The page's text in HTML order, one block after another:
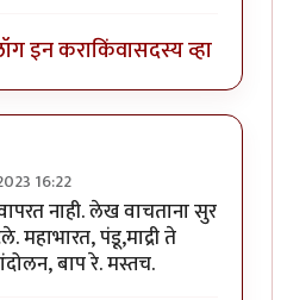
इन कराकिंवासदस्य व्हा
16:22
नाही. लेख वाचताना सुर
महाभारत, पंडू,माद्री ते
बाप रे. मस्तच.